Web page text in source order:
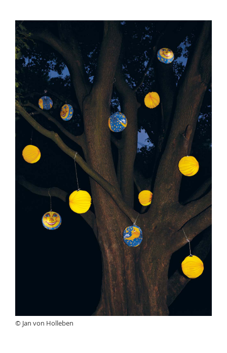
© Jan von Holleben